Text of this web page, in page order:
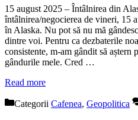
15 august 2025 – Întâlnirea din
întâlnirea/negocierea de vineri, 15
în Alaska. Nu pot să nu mă
dintre voi. Pentru ca dezbaterile
consistente, m-am gândit să aștern
gândurile mele. Cred …
Read more
Categorii Cafenea, Geopolitica